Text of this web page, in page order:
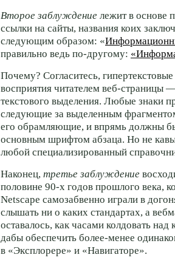
Второе заблуждение лежит в основе
ссылки на сайты, названия коих
следующим образом: «
правильно ведь по-другому:
Почему? Согласитесь,
восприятия читателем веб-страницы
текстового выделения. Любые знаки
следующие за выделенным
его обрамляющие, и впрямь должны
основным шрифтом абзаца. Но не
любой специализированный
Наконец, третье заблуждение
половине 90-х годов прошлого века,
Netscape самозабвенно играли в
слышать ни о каких стандартах, а
оставалось, как часами колдовать
дабы обеспечить более-менее
в «Эксплорере» и «Навигаторе».